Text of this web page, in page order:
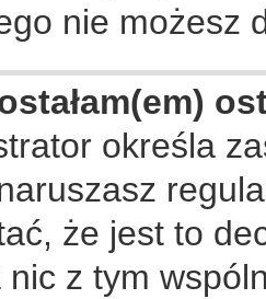
nie możesz
określa
że jest to
nic z tym